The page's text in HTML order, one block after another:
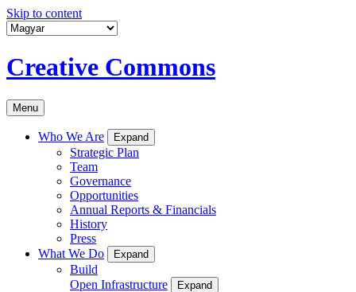
Skip to content
Creative Commons
Menu
Who We Are Expand
Strategic Plan
Team
Governance
Opportunities
Annual Reports & Financials
History
Press
What We Do
Expand
Build
Open Infrastructure
Expand